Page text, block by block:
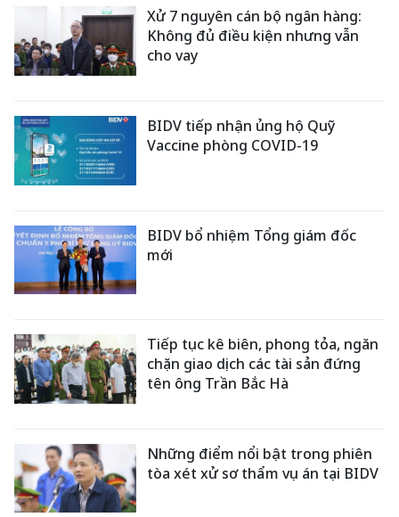
Xử 7 nguyên cán bộ ngân hàng:
Không đủ điều kiện nhưng vẫn
cho vay
BIDV tiếp nhận ủng hộ Quỹ
Vaccine phòng COVID-19
BIDV bổ nhiệm Tổng giám đốc
mới
Tiếp tục kê biên, phong tỏa, ngăn
chặn giao dịch các tài sản đứng
tên ông Trần Bắc Hà
Những điểm nổi bật trong phiên
tòa xét xử sơ thẩm vụ án tại BIDV